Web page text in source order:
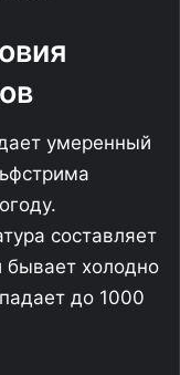
умеренный
составляет
бывает холодно
до 1000